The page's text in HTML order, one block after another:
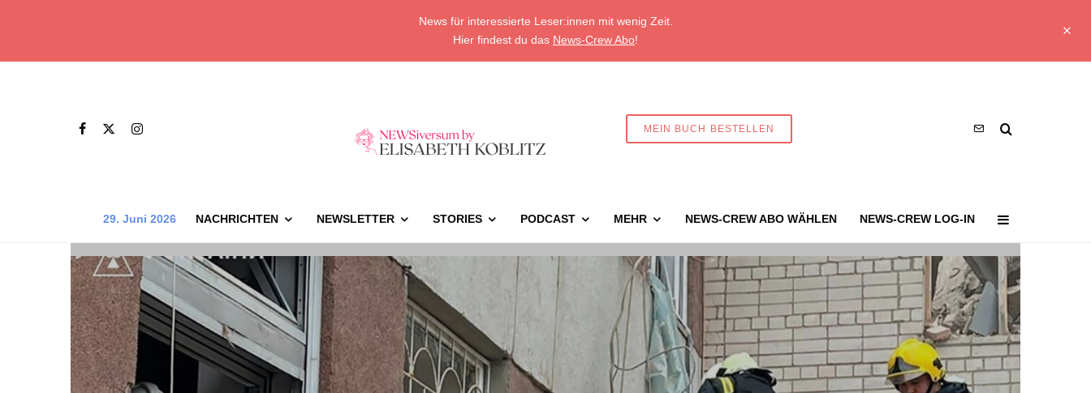
News für interessierte Leser:innen mit wenig Zeit.
Hier findest du das News-Crew Abo!
MEIN BUCH BESTELLEN
29. Juni 2026 NACHRICHTEN NEWSLETTER STORIES PODCAST MEHR NEWS-CREW ABO WÄHLEN NEWS-CREW LOG-IN